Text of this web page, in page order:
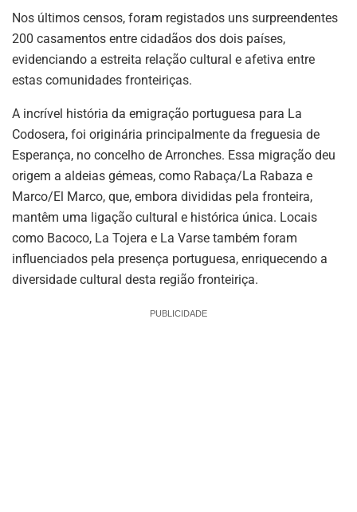
Nos últimos censos, foram registados uns surpreendentes
200 casamentos entre cidadãos dos dois países,
evidenciando a estreita relação cultural e afetiva entre
estas comunidades fronteiriças.
A incrível história da emigração portuguesa para La
Codosera, foi originária principalmente da freguesia de
Esperança, no concelho de Arronches. Essa migração deu
origem a aldeias gémeas, como Rabaça/La Rabaza e
Marco/El Marco, que, embora divididas pela fronteira,
mantêm uma ligação cultural e histórica única. Locais
como Bacoco, La Tojera e La Varse também foram
influenciados pela presença portuguesa, enriquecendo a
diversidade cultural desta região fronteiriça.
PUBLICIDADE